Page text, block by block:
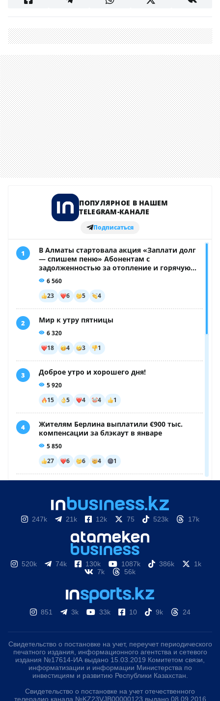
247k 21k 12k 75 523k 17k
520k 74k 130k 1087k 386k
1k
7k
56k
851 3k 33k 10 9k 24
Свидетельство о постановке на учет, переучет периодического
печатного издания, информационного агентства и сетевого
издания №17614-ИА выдано 15.03.2019 Комитетом связи,
информатизации и информации Министерства по
инвестициям и развитию Республики Казахстан.
Свидетельство о постановке на учет отечественного
телерадио канала №KZ23VJB00000123 выдано 08.09.2016